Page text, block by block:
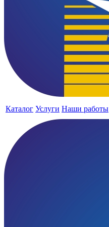
Каталог Услуги Наши работы